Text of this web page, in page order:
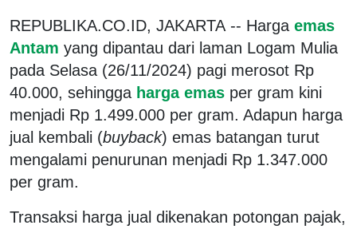
REPUBLIKA.CO.ID, JAKARTA -- Harga emas
Antam yang dipantau dari laman Logam Mulia
pada Selasa (26/11/2024) pagi merosot Rp
40.000, sehingga harga emas per gram kini
menjadi Rp 1.499.000 per gram. Adapun harga
jual kembali (buyback) emas batangan turut
mengalami penurunan menjadi Rp 1.347.000
per gram.
Transaksi harga jual dikenakan potongan pajak,